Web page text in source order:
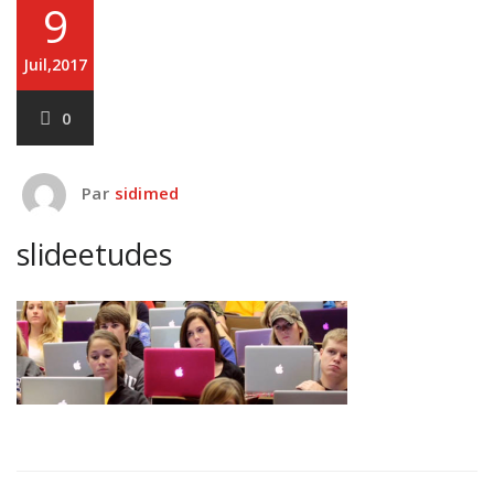
9
Juil,2017
0
Par sidimed
slideetudes